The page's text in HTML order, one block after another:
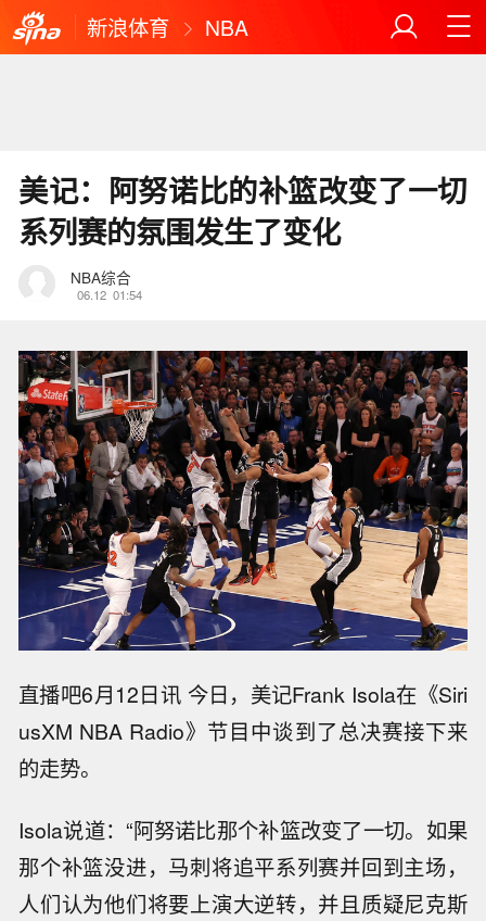
新浪体育 NBA
美记：阿努诺比的补篮改变了一切
系列赛的氛围发生了变化
NBA综合
06.12 01:54
直播吧6月12日讯 今日，美记Frank Isola在《Siri
usXM NBA Radio》节目中谈到了总决赛接下来
的走势。
Isola说道：“阿努诺比那个补篮改变了一切。如果
那个补篮没进，马刺将追平系列赛并回到主场，
人们认为他们将要上演大逆转，并且质疑尼克斯